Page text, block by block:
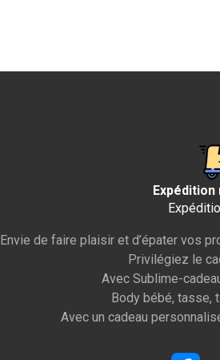
Expédition
Envie de faire plaisir et d’épater vos
Privilégiez le
Avec Sublime-
Body bébé, tasse,
Avec un cadeau